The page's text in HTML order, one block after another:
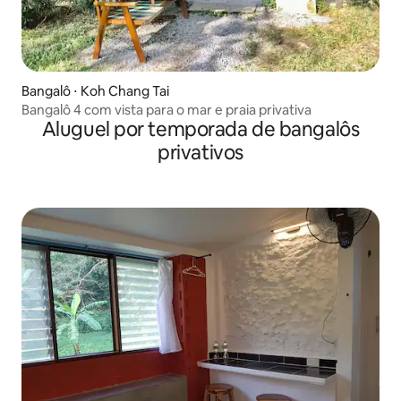
Bangalô ⋅ Koh Chang Tai
Bangalô 4 com vista para o mar e praia privativa
Aluguel por temporada de bangalôs
privativos